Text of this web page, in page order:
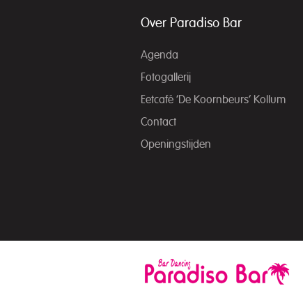
Over Paradiso Bar
Agenda
Fotogallerij
Eetcafé ‘De Koornbeurs’ Kollum
Contact
Openingstijden